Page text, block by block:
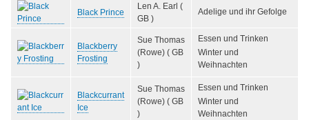
Black Prince
Len A. Earl (
GB )
Adelige und ihr Gefolge
Blackberry
Frosting
Sue Thomas
(Rowe) ( GB
)
Essen und Trinken
Winter und
Weihnachten
Blackcurrant
Ice
Sue Thomas
(Rowe) ( GB
)
Essen und Trinken
Winter und
Weihnachten